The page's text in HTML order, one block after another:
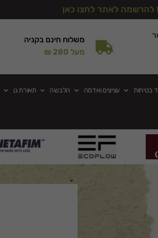
להרשמה לאתר לחצו כאן
משלוח חינם בקניה
מעל 280 ₪
בטיחות עציצים ואדמה הלבשה תאורת גן